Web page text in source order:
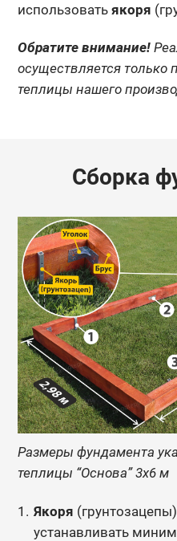
использовать якоря
Обратите внимание!
осуществляется только
теплицы нашего
Сборка
Размеры фундамента
теплицы “Основа” 3х6 м
Якоря
устанавливать